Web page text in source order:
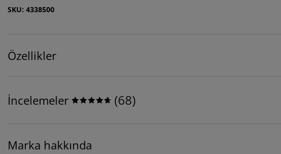
SKU: 4338500
Özellikler
İncelemeler (68)
Marka hakkında